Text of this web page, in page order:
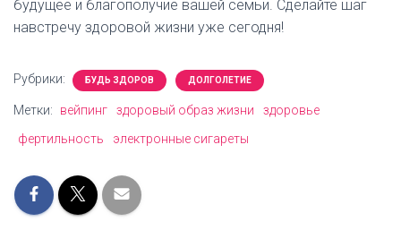
будущее и благополучие вашей семьи. Сделайте шаг
навстречу здоровой жизни уже сегодня!
Рубрики: БУДЬ ЗДОРОВ ДОЛГОЛЕТИЕ
Метки: вейпинг здоровый образ жизни
здоровье
фертильность
электронные сигареты